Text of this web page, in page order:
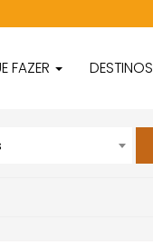
FAZER DESTINOS